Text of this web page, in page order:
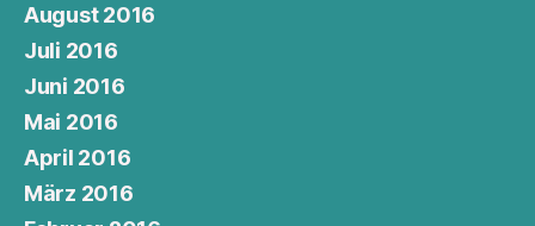
August 2016
Juli 2016
Juni 2016
Mai 2016
April 2016
März 2016